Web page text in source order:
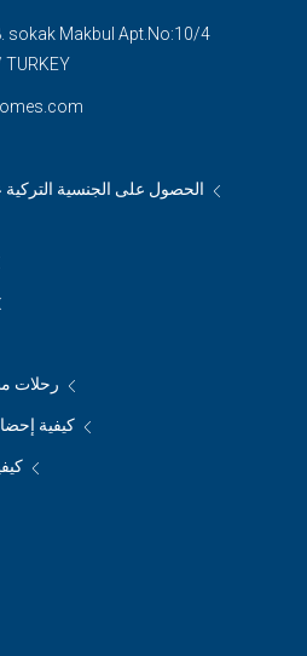
sokak Makbul Apt.No:10/4
TURKEY
الحصول على الجنسية التركية
رحلات
كيفية